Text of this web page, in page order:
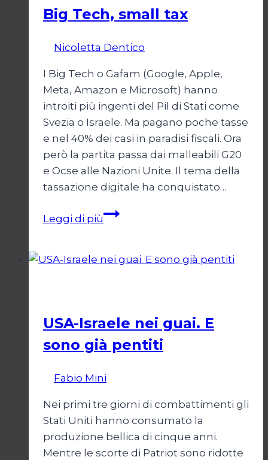
Big Tech, small tax
Nicoletta Dentico
I Big Tech o Gafam (Google, Apple,
Meta, Amazon e Microsoft) hanno
introiti più ingenti del Pil di Stati come
Svezia o Israele. Ma pagano poche tasse
e nel 40% dei casi in paradisi fiscali. Ora
però la partita passa dai malleabili G20
e Ocse alle Nazioni Unite. Il tema della
tassazione digitale ha conquistato…
Leggi di piùBig
tax
USA-Israele nei guai. E
sono già pentiti
Fabio Mini
Nei primi tre giorni di combattimenti gli
Stati Uniti hanno consumato la
produzione bellica di cinque anni.
Mentre le scorte di Patriot sono ridotte